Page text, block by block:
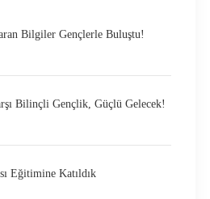
Bilgiler Gençlerle Buluştu!
Bilinçli Gençlik, Güçlü Gelecek!
Eğitimine Katıldık